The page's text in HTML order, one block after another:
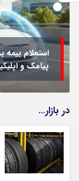
استعلام بیمه
پیامک و
در بازار…